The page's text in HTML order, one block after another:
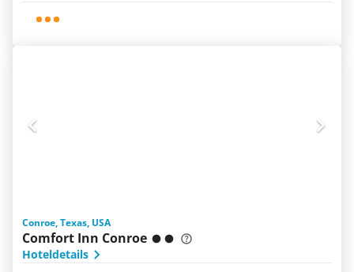
Conroe, Texas, USA
Comfort Inn Conroe
Hoteldetails